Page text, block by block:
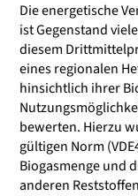
Die energetische
ist Gegenstand
diesem
eines regionalen
hinsichtlich ihrer
bewerten. Hierzu
gültigen Norm
Biogasmenge und
anderen